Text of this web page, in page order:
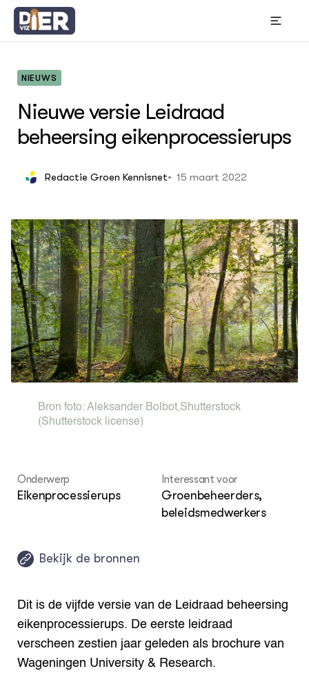
OVER
Thema's
Nieuws
Nieuwsbrief
Agenda
Columns
DIERVIZIER
Over de thema's
Over ons
Contact
Digitale ontmoetingsruimte
NIEUWS
Nieuwe versie Leidraad
beheersing eikenprocessierups
Redactie Groen Kennisnet 15 maart 2022
Bron foto:Aleksander Bolbot,Shutterstock
(Shutterstock license)
Onderwerp
Eikenprocessierups
Interessant voor
Groenbeheerders,
beleidsmedwerkers
Bekijk de bronnen
Dit is de vijfde versie van de Leidraad beheersing
eikenprocessierups. De eerste leidraad
verscheen zestien jaar geleden als brochure van
Wageningen University & Research.